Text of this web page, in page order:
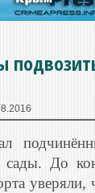
сады. До
уверяли,